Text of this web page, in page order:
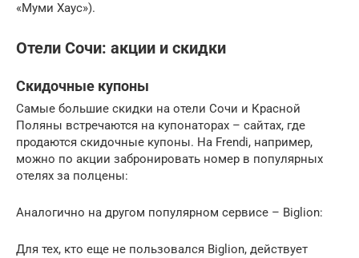
«Муми Хаус»).
Отели Сочи: акции и скидки
Скидочные купоны
Самые большие скидки на отели Сочи и Красной
Поляны встречаются на купонаторах – сайтах, где
продаются скидочные купоны. На Frendi, например,
можно по акции забронировать номер в популярных
отелях за полцены:
Аналогично на другом популярном сервисе – Biglion:
Для тех, кто еще не пользовался Biglion, действует